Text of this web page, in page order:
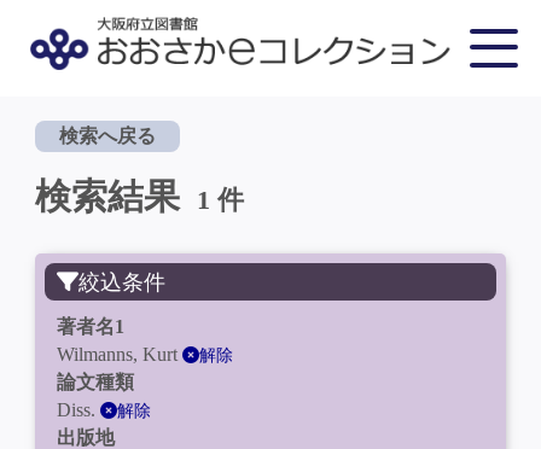
検索へ戻る
検索結果 1 件
絞込条件
著者名1
Wilmanns, Kurt
解除
論文種類
Diss.
解除
出版地